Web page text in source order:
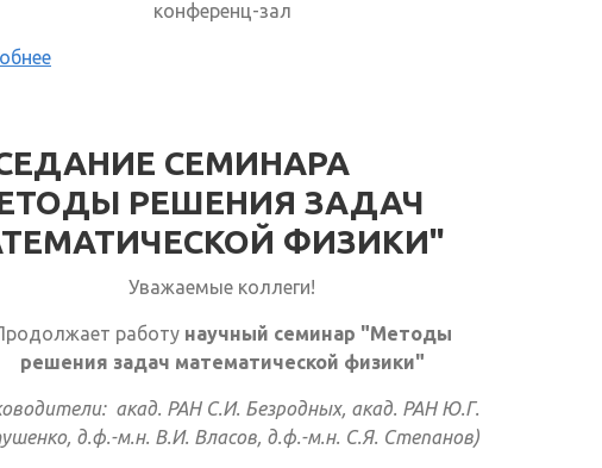
конференц-зал
СЕМИНАРА
РЕШЕНИЯ ЗАДАЧ
ФИЗИКИ"
Уважаемые коллеги!
работу научный семинар "Методы
решения задач математической физики"
акад. РАН С.И. Безродных, акад. РАН Ю.Г.
д.ф.-м.н. В.И. Власов, д.ф.-м.н. С.Я. Степанов)